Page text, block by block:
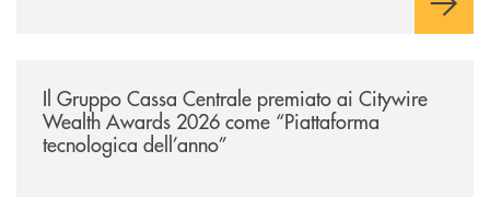
Il Gruppo Cassa Centrale premiato ai Citywire
Wealth Awards 2026 come “Piattaforma
tecnologica dell’anno”